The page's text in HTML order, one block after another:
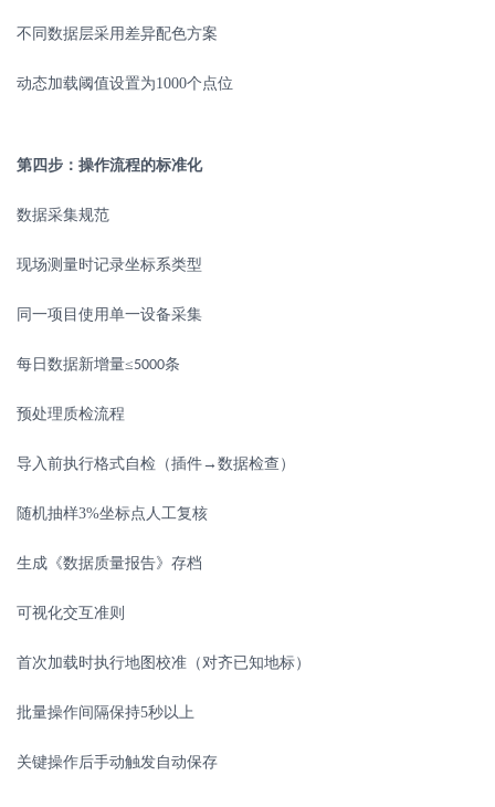
不同数据层采用差异配色方案
动态加载阈值设置为1000个点位
第四步：操作流程的标准化
数据采集规范
现场测量时记录坐标系类型
同一项目使用单一设备采集
每日数据新增量≤5000条
预处理质检流程
导入前执行格式自检（插件→数据检查）
随机抽样3%坐标点人工复核
生成《数据质量报告》存档
可视化交互准则
首次加载时执行地图校准（对齐已知地标）
批量操作间隔保持5秒以上
关键操作后手动触发自动保存